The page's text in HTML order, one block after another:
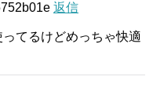
返信
てるけどめっちゃ快適